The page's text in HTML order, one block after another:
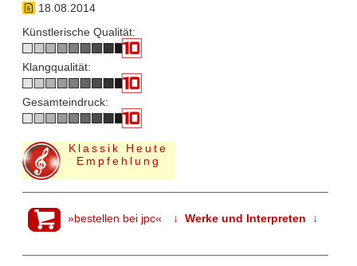
18.08.2014
Künstlerische Qualität:
Klangqualität:
Gesamteindruck:
Klassik Heute
Empfehlung
»bestellen bei jpc« ↓ Werke und Interpreten ↓